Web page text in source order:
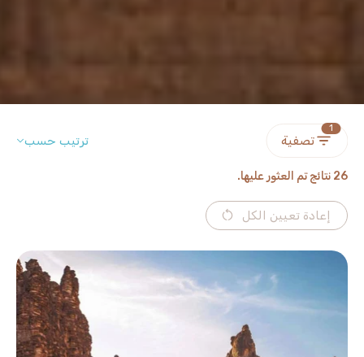
1
تصفية ترتيب حسب
26 نتائج تم العثور عليها.
إعادة تعيين الكل